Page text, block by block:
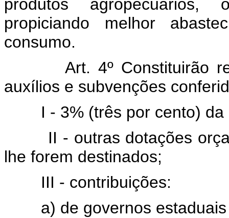
produtos agropecuários,
propiciando melhor
consumo.
Art. 4º Constituirão
auxílios e subvenções
I - 3% (três por cento)
II - outras dotações
lhe forem destinados;
III - contribuições:
a) de governos